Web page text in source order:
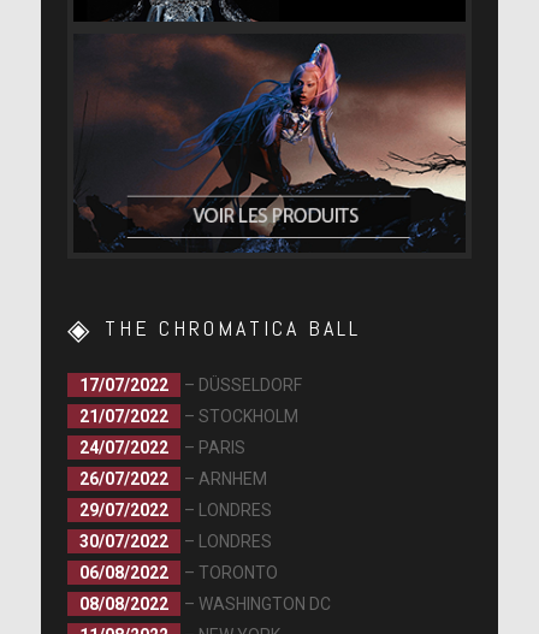
THE CHROMATICA BALL
17/07/2022
– DÜSSELDORF
21/07/2022
– STOCKHOLM
24/07/2022
– PARIS
26/07/2022
– ARNHEM
29/07/2022
– LONDRES
30/07/2022
– LONDRES
06/08/2022
– TORONTO
08/08/2022
– WASHINGTON DC